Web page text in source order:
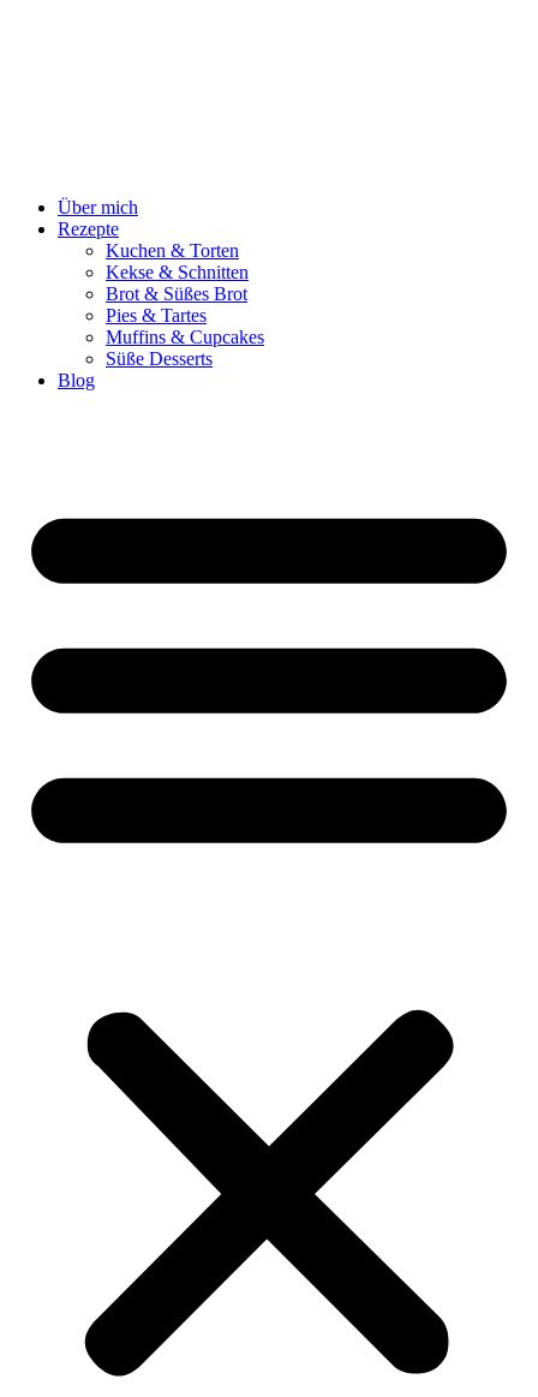
Über mich
Rezepte
Kuchen & Torten
Kekse & Schnitten
Brot & Süßes Brot
Pies & Tartes
Muffins & Cupcakes
Süße Desserts
Blog